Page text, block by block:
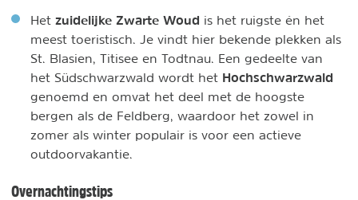
Het zuidelijke Zwarte Woud is het ruigste én het
meest toeristisch. Je vindt hier bekende plekken als
St. Blasien, Titisee en Todtnau. Een gedeelte van
het Südschwarzwald wordt het Hochschwarzwald
genoemd en omvat het deel met de hoogste
bergen als de Feldberg, waardoor het zowel in
zomer als winter populair is voor een actieve
outdoorvakantie.
Overnachtingstips